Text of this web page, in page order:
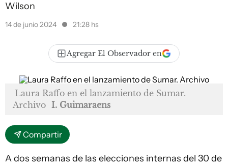
Wilson
14 de junio 2024 21:28 hs
Agregar El Observador en
Laura Raffo en el lanzamiento de Sumar.
Archivo I. Guimaraens
Compartir
A dos semanas de las elecciones internas del 30 de